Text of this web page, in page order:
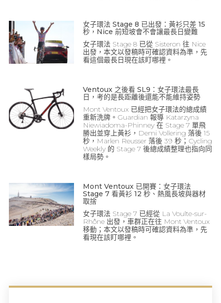
女子環法 Stage 8 已出發：黃衫只差 15
秒，Nice 前短坡會不會讓最長日變難
女子環法 Stage 8 已從 Sisteron 往 Nice
出發，本文以發稿時可確認資料為準，先
看這個最長日現在該盯哪裡。
Ventoux 之後看 SL9：女子環法最長
日，考的是長距離後還能不能維持姿勢
Mont Ventoux 已經把女子環法的總成績
重新洗牌。Guardian 報導 Katarzyna
Niewiadoma-Phinney 在 Stage 7 單飛
勝出並穿上黃衫，Demi Vollering 落後 15
秒，Marlen Reusser 落後 39 秒；Cycling
Weekly 的 Stage 7 後總成績整理也指向同
樣局勢。
Mont Ventoux 已開賽：女子環法
Stage 7 看黃衫 12 秒、熱風長坡與器材
取捨
女子環法 Stage 7 已經從 La Voulte-sur-
Rhône 出發，車群正在往 Mont Ventoux
移動；本文以發稿時可確認資料為準，先
看現在該盯哪裡。